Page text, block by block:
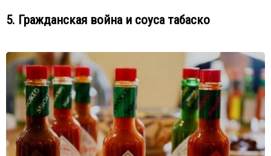
5. Гражданская война и соуса табаско